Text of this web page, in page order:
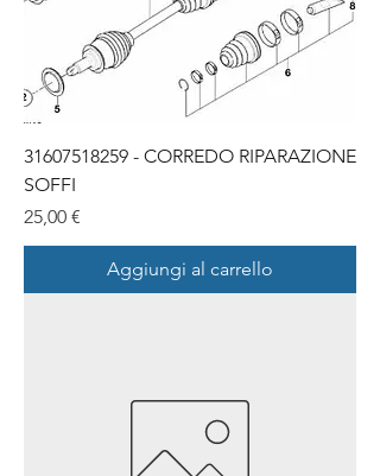
31607518259 - CORREDO RIPARAZIONE
SOFFI
Prezzo
25,00 €
Aggiungi al carrello